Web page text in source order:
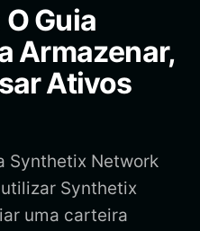
Guia
Armazenar,
Ativos
Synthetix Network
Synthetix
uma carteira